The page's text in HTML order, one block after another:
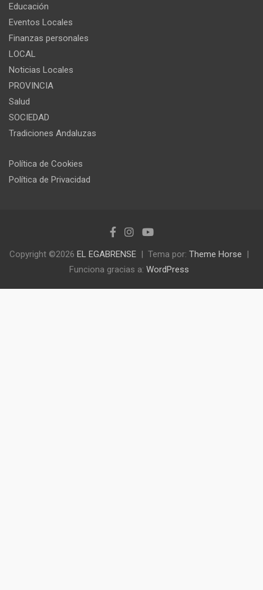
Educación
Eventos Locales
Finanzas personales
LOCAL
Noticias Locales
PROVINCIA
Salud
SOCIEDAD
Tradiciones Andaluzas
Política de Cookies
Política de Privacidad
Copyright ©2026 EL EGABRENSE Tema por: Theme Horse
Funciona gracias a: WordPress